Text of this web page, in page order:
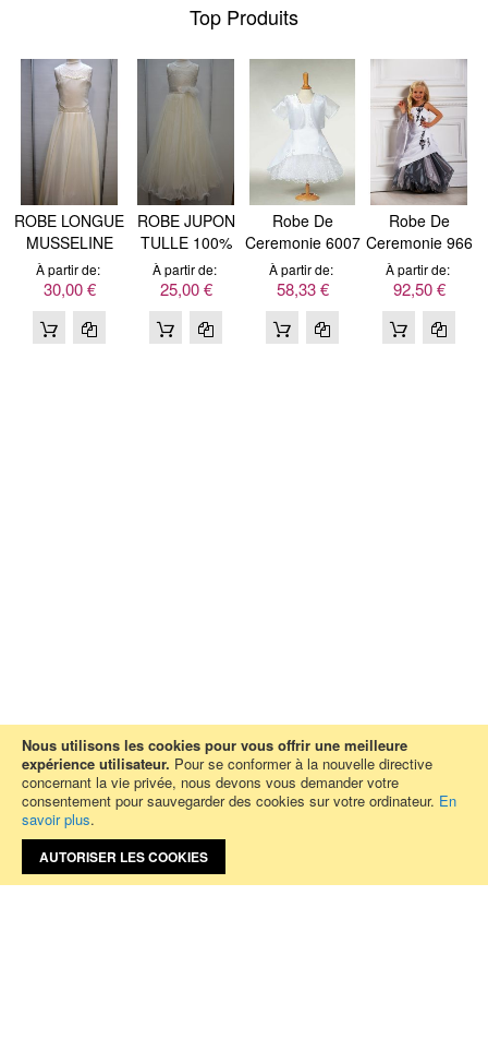
Nous utilisons les cookies pour vous offrir une meilleure
expérience utilisateur. Pour se conformer à la nouvelle directive
concernant la vie privée, nous devons vous demander votre
consentement pour sauvegarder des cookies sur votre ordinateur. En
savoir plus.
AUTORISER LES COOKIES
Top Produits
ROBE LONGUE
MUSSELINE
100%
POLYESTER
À partir de
30,00 €
ROBE JUPON
TULLE 100%
POLYESTER
À partir de
25,00 €
Robe De
Ceremonie 6007
R
À partir de
58,33 €
Robe De
Ceremonie 966
2C
À partir de
92,50 €